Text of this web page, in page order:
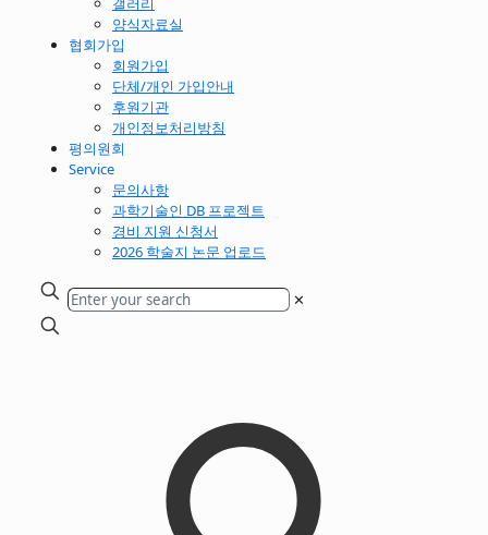
양식자료실
협회가입
회원가입
단체/개인 가입안내
후원기관
개인정보처리방침
평의원회
Service
문의사항
과학기술인 DB 프로젝트
경비 지원 신청서
2026 학술지 논문 업로드
✕